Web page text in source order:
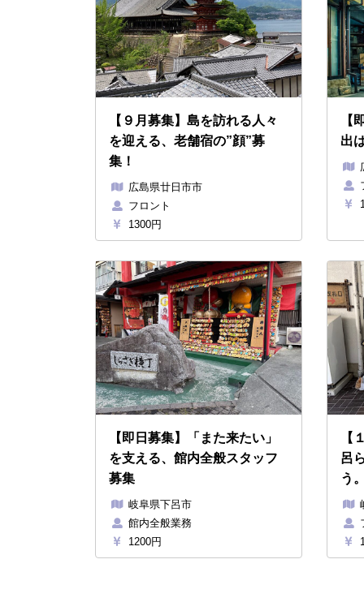
【９月募集】島を訪れる人々
を迎える、老舗宿の”顔”募
集！
広島県廿日市市
フロント
1300円
【
出
【即日募集】「また来たい」
を支える、館内全般スタッフ
募集
岐阜県下呂市
館内全般業務
1200円
【
呂
う。